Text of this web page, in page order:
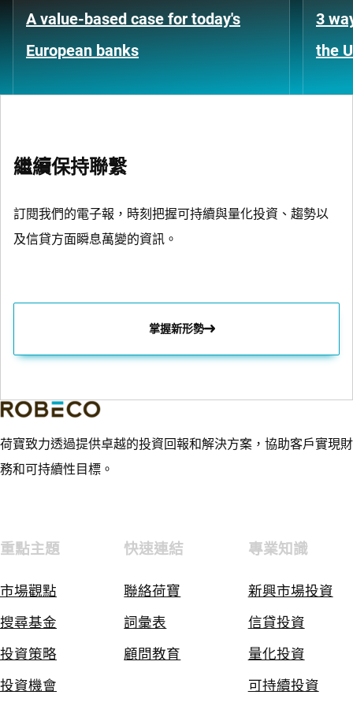
A value-based case for today's
European banks
3
the
繼續保持聯繫
訂閱我們的電子報，時刻把握可持續與量化投資、趨勢以
及信貸方面瞬息萬變的資訊。
掌握新形勢
荷寶致力透過提供卓越的投資回報和解決方案，協助客戶實現財
務和可持續性目標。
重點主題
市場觀點
搜尋基金
投資策略
投資機會
快速連結
聯絡荷寶
詞彙表
顧問教育
專業知識
新興市場投資
信貸投資
量化投資
可持續投資